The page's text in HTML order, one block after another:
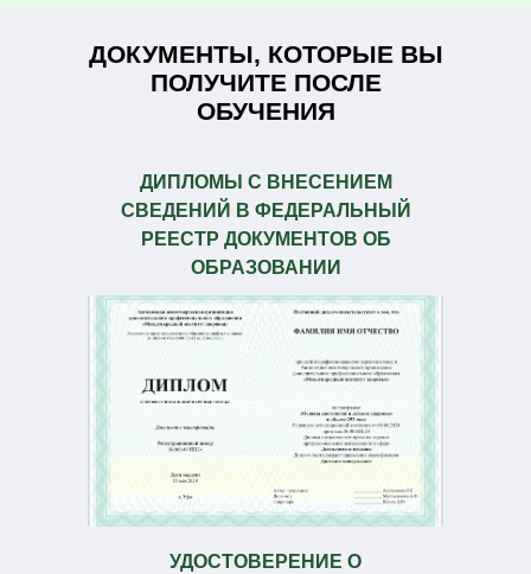
ДОКУМЕНТЫ, КОТОРЫЕ ВЫ
ПОЛУЧИТЕ ПОСЛЕ
ОБУЧЕНИЯ
УДОСТОВЕРЕНИЕ О
ДИПЛОМЫ С ВНЕСЕНИЕМ
СВЕДЕНИЙ В ФЕДЕРАЛЬНЫЙ
РЕЕСТР ДОКУМЕНТОВ ОБ
ОБРАЗОВАНИИ